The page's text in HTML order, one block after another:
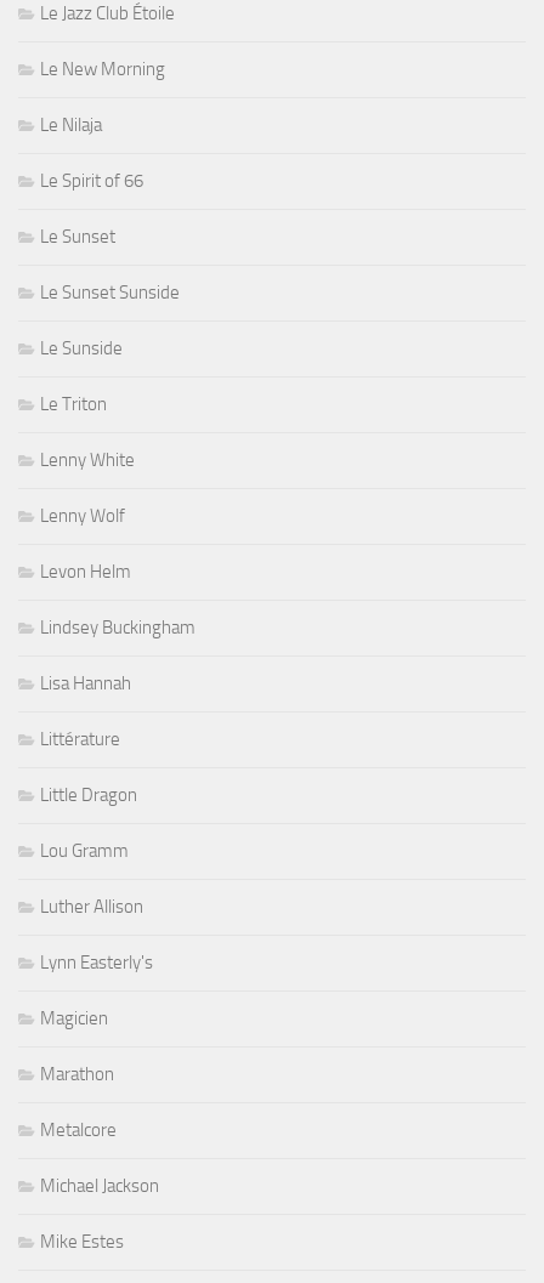
Le Jazz Club Étoile
Le New Morning
Le Nilaja
Le Spirit of 66
Le Sunset
Le Sunset Sunside
Le Sunside
Le Triton
Lenny White
Lenny Wolf
Levon Helm
Lindsey Buckingham
Lisa Hannah
Littérature
Little Dragon
Lou Gramm
Luther Allison
Lynn Easterly's
Magicien
Marathon
Metalcore
Michael Jackson
Mike Estes